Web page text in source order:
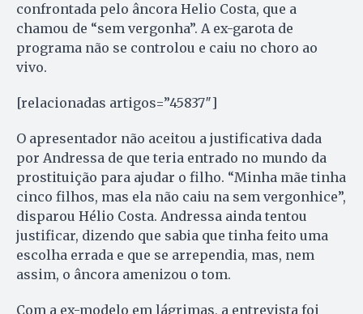
confrontada pelo âncora Helio Costa, que a
chamou de “sem vergonha”. A ex-garota de
programa não se controlou e caiu no choro ao
vivo.
[relacionadas artigos=”45837″]
O apresentador não aceitou a justificativa dada
por Andressa de que teria entrado no mundo da
prostituição para ajudar o filho. “Minha mãe tinha
cinco filhos, mas ela não caiu na sem vergonhice”,
disparou Hélio Costa. Andressa ainda tentou
justificar, dizendo que sabia que tinha feito uma
escolha errada e que se arrependia, mas, nem
assim, o âncora amenizou o tom.
Com a ex-modelo em lágrimas, a entrevista foi